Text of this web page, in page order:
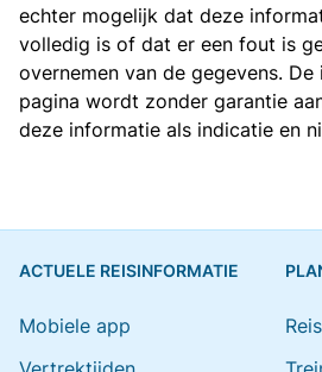
echter mogelijk dat deze
volledig is of dat er een fout is
overnemen van de gegevens.
pagina wordt zonder garantie
deze informatie als indicatie en
ACTUELE REISINFORMATIE
Mobiele app